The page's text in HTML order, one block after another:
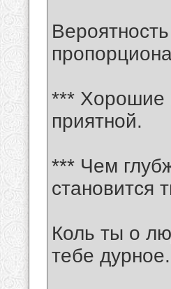
*** Хорошие
приятной.
*** Чем
становится
Коль ты о
тебе дурное.